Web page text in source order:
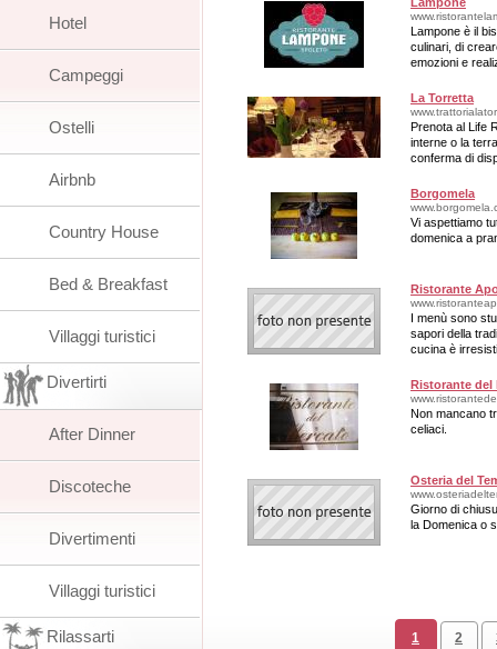
Lampone è il
culinari, di
emozioni e
La Torretta
Prenota al Life
interne o la
conferma di
Borgomela
Vi aspettiamo
domenica a
Ristorante
I menù sono
sapori della
cucina è
Ristorante del
Non mancano
celiaci.
Osteria del
Giorno di
la Domenica o
1 2
Hotel
Campeggi
Ostelli
Airbnb
Country House
Bed & Breakfast
Villaggi turistici
Divertirti
After Dinner
Discoteche
Divertimenti
Villaggi turistici
Rilassarti